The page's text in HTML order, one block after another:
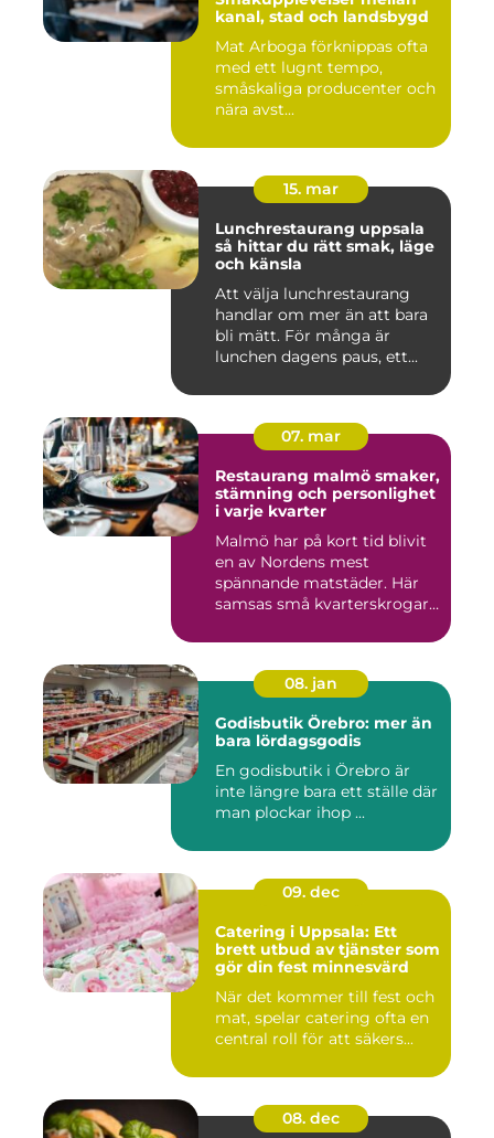
kanal, stad och landsbygd
Mat Arboga förknippas ofta
med ett lugnt tempo,
småskaliga producenter och
nära avst...
15. mar
Lunchrestaurang uppsala
så hittar du rätt smak, läge
och känsla
Att välja lunchrestaurang
handlar om mer än att bara
bli mätt. För många är
lunchen dagens paus, ett...
07. mar
Restaurang malmö smaker,
stämning och personlighet
i varje kvarter
Malmö har på kort tid blivit
en av Nordens mest
spännande matstäder. Här
samsas små kvarterskrogar
08. jan
Godisbutik Örebro: mer än
bara lördagsgodis
En godisbutik i Örebro är
inte längre bara ett ställe där
man plockar ihop ...
09. dec
Catering i Uppsala: Ett
brett utbud av tjänster som
gör din fest minnesvärd
När det kommer till fest och
mat, spelar catering ofta en
central roll för att säkers...
08. dec